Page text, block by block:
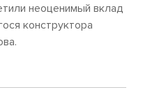
неоценимый вклад
конструктора